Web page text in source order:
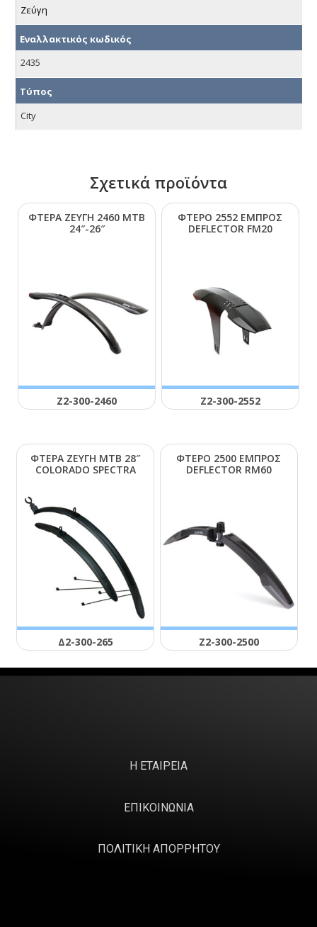
Ζεύγη
Εναλλακτικός κωδικός
2435
Τύπος
City
Σχετικά προϊόντα
ΦΤΕΡΑ ΖΕΥΓΗ 2460 ΜΤΒ
24″-26″
Ζ2-300-2460
ΦΤΕΡΟ 2552 ΕΜΠΡΟΣ
DΕFLΕCΤΟR FΜ20
Ζ2-300-2552
ΦΤΕΡΑ ΖΕΥΓΗ ΜΤΒ 28″
CΟLΟRΑDΟ SΡΕCΤRΑ
Δ2-300-265
ΦΤΕΡΟ 2500 ΕΜΠΡΟΣ
DΕFLΕCΤΟR RΜ60
Ζ2-300-2500
Η ΕΤΑΙΡΕΙΑ
ΕΠΙΚΟΙΝΩΝΙΑ
ΠΟΛΙΤΙΚΗ ΑΠΟΡΡΗΤΟΥ